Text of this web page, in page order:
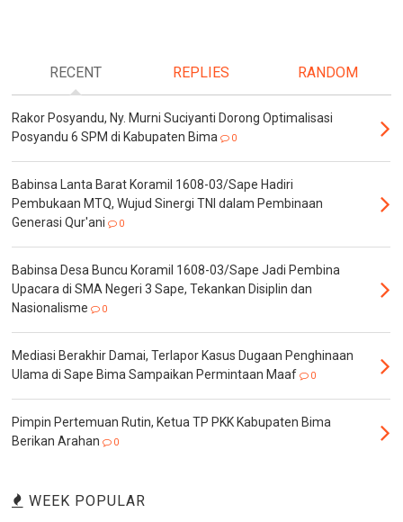
RECENT REPLIES RANDOM
Rakor Posyandu, Ny. Murni Suciyanti Dorong Optimalisasi
Posyandu 6 SPM di Kabupaten Bima
0
Babinsa Lanta Barat Koramil 1608-03/Sape Hadiri
Pembukaan MTQ, Wujud Sinergi TNI dalam Pembinaan
Generasi Qur'ani
0
Babinsa Desa Buncu Koramil 1608-03/Sape Jadi Pembina
Upacara di SMA Negeri 3 Sape, Tekankan Disiplin dan
Nasionalisme
0
Mediasi Berakhir Damai, Terlapor Kasus Dugaan Penghinaan
Ulama di Sape Bima Sampaikan Permintaan Maaf
0
Pimpin Pertemuan Rutin, Ketua TP PKK Kabupaten Bima
Berikan Arahan
0
WEEK POPULAR